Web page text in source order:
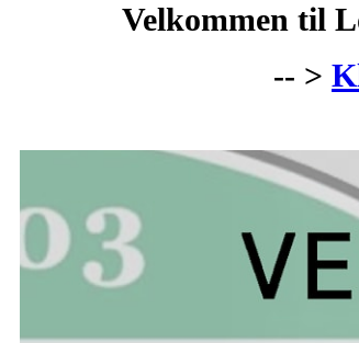
Velkommen til
-- >